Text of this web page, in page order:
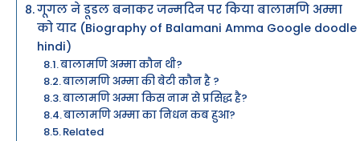
गूगल ने डूडल बनाकर जन्मदिन पर किया बालामणि अम्मा
को याद (Biography of Balamani Amma Google doodle
hindi)
बालामणि अम्मा कौन थी?
बालामणि अम्मा की बेटी कौन है ?
बालामणि अम्मा किस नाम से प्रसिद्ध है?
बालामणि अम्मा का निधन कब हुआ?
Related